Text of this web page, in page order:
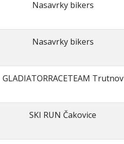
Nasavrky bikers
Nasavrky bikers
GLADIATORRACETEAM Trutnov
SKI RUN Čakovice